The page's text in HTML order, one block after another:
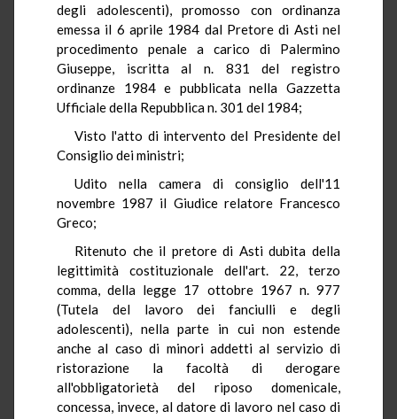
degli adolescenti), promosso con ordinanza
emessa il 6 aprile 1984 dal Pretore di Asti nel
procedimento penale a carico di Palermino
Giuseppe, iscritta al n. 831 del registro
ordinanze 1984 e pubblicata nella Gazzetta
Ufficiale della Repubblica n. 301 del 1984;
Visto l'atto di intervento del Presidente del
Consiglio dei ministri;
Udito nella camera di consiglio dell'11
novembre 1987 il Giudice relatore Francesco
Greco;
Ritenuto che il pretore di Asti dubita della
legittimità costituzionale dell'art. 22, terzo
comma, della legge 17 ottobre 1967 n. 977
(Tutela del lavoro dei fanciulli e degli
adolescenti), nella parte in cui non estende
anche al caso di minori addetti al servizio di
ristorazione la facoltà di derogare
all'obbligatorietà del riposo domenicale,
concessa, invece, al datore di lavoro nel caso di